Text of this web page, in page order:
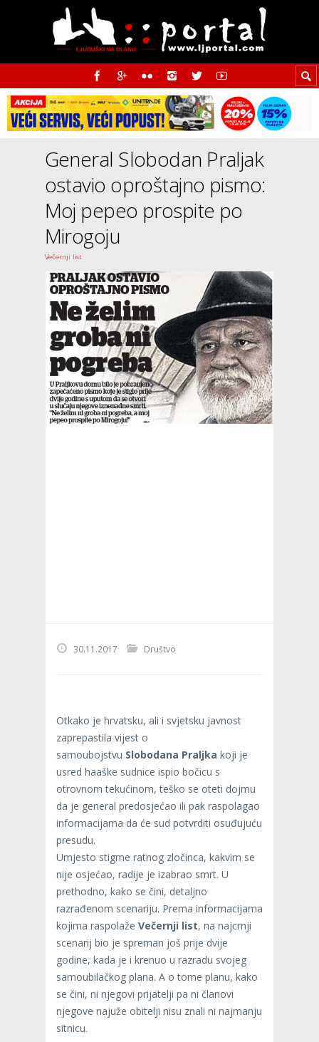
General Slobodan Praljak
ostavio oproštajno pismo:
Moj pepeo prospite po
Mirogoju
Večernji list
30.11.2017 Društvo
Otkako je hrvatsku, ali i svjetsku javnost
zaprepastila vijest o
samoubojstvu Slobodana Praljka koji je
usred haaške sudnice ispio bočicu s
otrovnom tekućinom, teško se oteti dojmu
da je general predosjećao ili pak raspolagao
informacijama da će sud potvrditi osuđujuću
presudu.
Umjesto stigme ratnog zločinca, kakvim se
nije osjećao, radije je izabrao smrt. U
prethodno, kako se čini, detaljno
razrađenom scenariju. Prema informacijama
kojima raspolaže Večernji list, na najcrnji
scenarij bio je spreman još prije dvije
godine, kada je i krenuo u razradu svojeg
samoubilačkog plana. A o tome planu, kako
se čini, ni njegovi prijatelji pa ni članovi
njegove najuže obitelji nisu znali ni najmanju
sitnicu.